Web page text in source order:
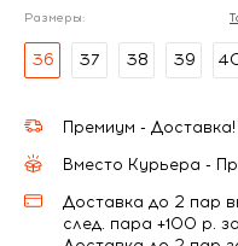
Размеры:
36 37 38 39
Премиум - Доставка!
Вместо Курьера -
Доставка до 2 пар
след. пара +100 р.